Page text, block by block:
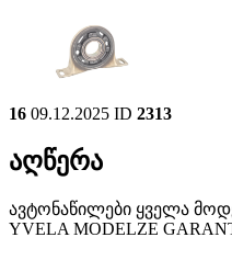
16 09.12.2025 ID 2313
აღწერა
ავტონაწილები ყველა
YVELA MODELZE